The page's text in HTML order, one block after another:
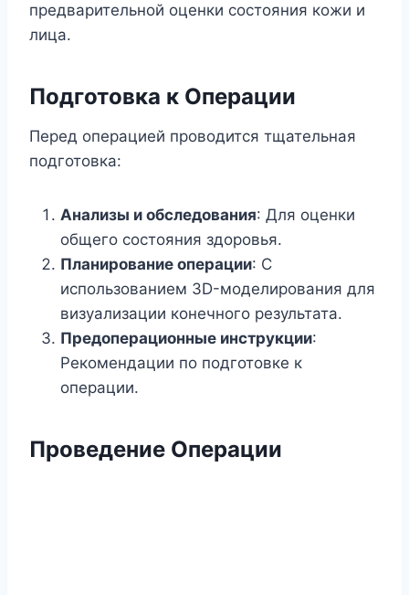
предварительной оценки состояния кожи и
лица.
Подготовка к Операции
Перед операцией проводится тщательная
подготовка:
Анализы и обследования: Для оценки
общего состояния здоровья.
Планирование операции: С
использованием 3D-моделирования для
визуализации конечного результата.
Предоперационные инструкции:
Рекомендации по подготовке к
операции.
Проведение Операции